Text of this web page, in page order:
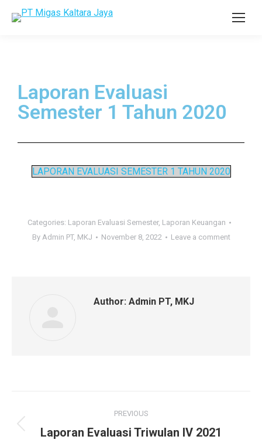
Laporan Evaluasi
Semester 1 Tahun 2020
LAPORAN EVALUASI SEMESTER 1 TAHUN 2020
Categories: Laporan Evaluasi Semester, Laporan Keuangan
By Admin PT, MKJ November 8, 2022 Leave a comment
Author: Admin PT, MKJ
PREVIOUS
Laporan Evaluasi Triwulan IV 2021